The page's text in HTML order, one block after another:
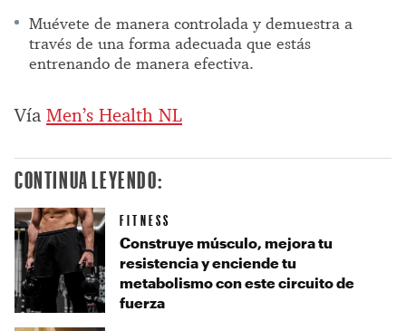
Muévete de manera controlada y demuestra a
través de una forma adecuada que estás
entrenando de manera efectiva.
Vía Men’s Health NL
CONTINUA LEYENDO:
FITNESS
Construye músculo, mejora tu
resistencia y enciende tu
metabolismo con este circuito de
fuerza